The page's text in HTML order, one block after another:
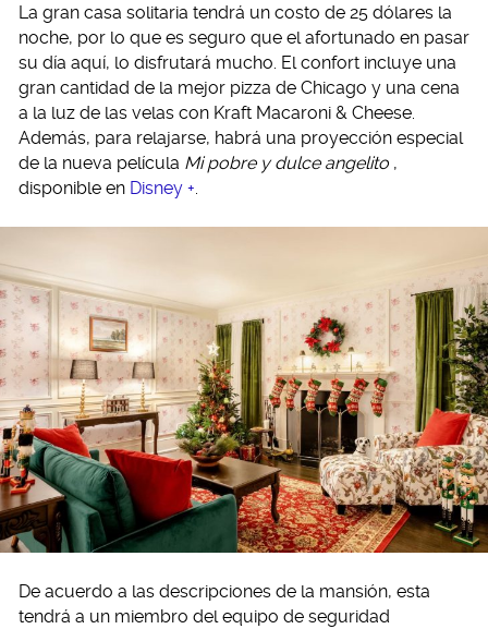
La gran casa solitaria tendrá un costo de 25 dólares la
noche, por lo que es seguro que el afortunado en pasar
su día aquí, lo disfrutará mucho. El confort incluye una
gran cantidad de la mejor pizza de Chicago y una cena
a la luz de las velas con Kraft Macaroni & Cheese.
Además, para relajarse, habrá una proyección especial
de la nueva película Mi pobre y dulce angelito ,
disponible en Disney +.
De acuerdo a las descripciones de la mansión, esta
tendrá a un miembro del equipo de seguridad